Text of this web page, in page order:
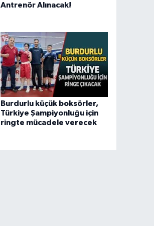
Antrenör Alınacak!
Burdurlu küçük boksörler,
Türkiye Şampiyonluğu için
ringte mücadele verecek